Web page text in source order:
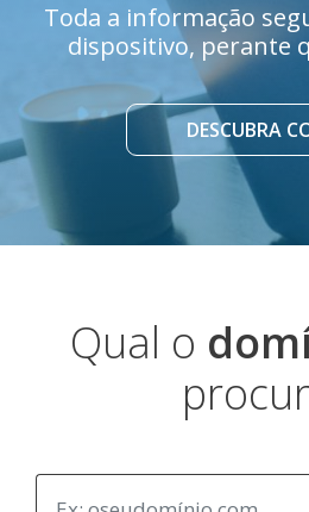
Toda a informação
dispositivo, perante
DESCUBRA
Qual o